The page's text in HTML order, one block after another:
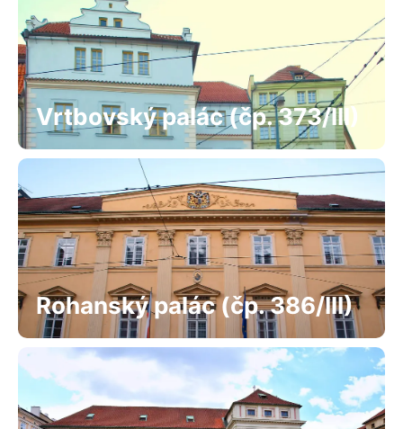
Vrtbovský palác (čp. 373/III)
Rohanský palác (čp. 386/III)